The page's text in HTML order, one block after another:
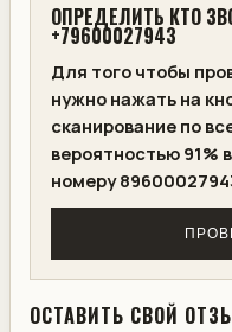
ОПРЕДЕЛИТЬ КТО
+79600027943
Для того чтобы
нужно нажать на
сканирование по
вероятностью 91%
номеру
ОСТАВИТЬ СВОЙ